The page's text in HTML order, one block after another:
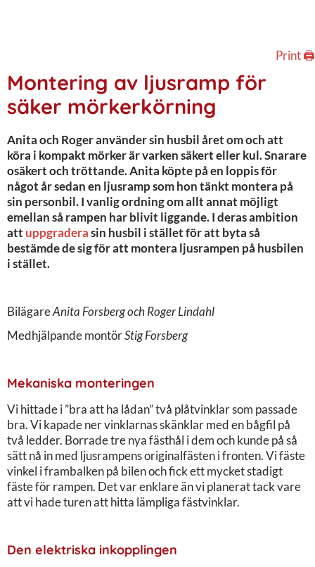
Print 🖨
Montering av ljusramp för
säker mörkerkörning
Anita och Roger använder sin husbil året om och att
köra i kompakt mörker är varken säkert eller kul. Snarare
osäkert och tröttande. Anita köpte på en loppis för
något år sedan en ljusramp som hon tänkt montera på
sin personbil. I vanlig ordning om allt annat möjligt
emellan så rampen har blivit liggande. I deras ambition
att uppgraderasin husbil i stället för att byta så
bestämde de sig för att montera ljusrampen på husbilen
i stället.
BilägareAnita Forsberg och Roger Lindahl
Medhjälpande montörStig Forsberg
Mekaniska monteringen
Vi hittade i ”bra att ha lådan” två plåtvinklar som passade
bra. Vi kapade ner vinklarnas skänklar med en bågfil på
två ledder. Borrade tre nya fästhål i dem och kunde på så
sätt nå in med ljusrampens originalfästen i fronten. Vi fäste
vinkel i frambalken på bilen och fick ett mycket stadigt
fäste för rampen. Det var enklare än vi planerat tack vare
att vi hade turen att hitta lämpliga fästvinklar.
Den elektriska inkopplingen